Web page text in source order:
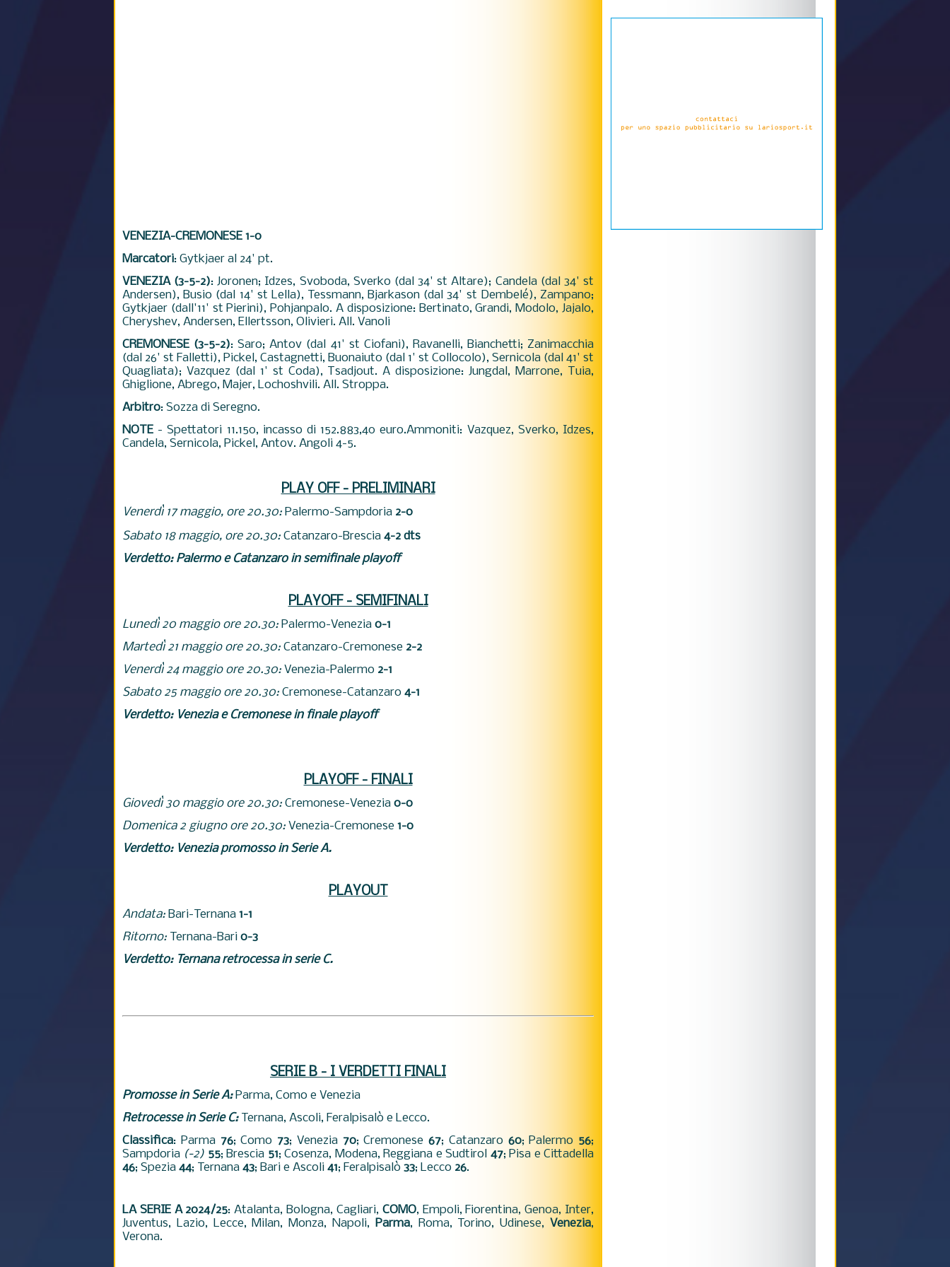
VENEZIA-CREMONESE 1-0
Marcatori: Gytkjaer al 24' pt.
VENEZIA (3-5-2): Joronen; Idzes, Svoboda, Sverko (dal 34' st Altare); Candela (dal 34' st
Andersen), Busio (dal 14' st Lella), Tessmann, Bjarkason (dal 34' st Dembelé), Zampano;
Gytkjaer (dall'11' st Pierini), Pohjanpalo. A disposizione: Bertinato, Grandi, Modolo, Jajalo,
Cheryshev, Andersen, Ellertsson, Olivieri. All. Vanoli
CREMONESE (3-5-2): Saro; Antov (dal 41' st Ciofani), Ravanelli, Bianchetti; Zanimacchia
(dal 26' st Falletti), Pickel, Castagnetti, Buonaiuto (dal 1' st Collocolo), Sernicola (dal 41' st
Quagliata); Vazquez (dal 1' st Coda), Tsadjout. A disposizione: Jungdal, Marrone, Tuia,
Ghiglione, Abrego, Majer, Lochoshvili. All. Stroppa.
Arbitro: Sozza di Seregno.
NOTE - Spettatori 11.150, incasso di 152.883,40 euro.Ammoniti: Vazquez, Sverko, Idzes,
Candela, Sernicola, Pickel, Antov. Angoli 4-5.
PLAY OFF - PRELIMINARI
Venerdì 17 maggio, ore 20.30: Palermo-Sampdoria 2-0
Sabato 18 maggio, ore 20.30: Catanzaro-Brescia 4-2 dts
Verdetto: Palermo e Catanzaro in semifinale playoff
PLAYOFF - SEMIFINALI
Lunedì 20 maggio ore 20.30: Palermo-Venezia 0-1
Martedì 21 maggio ore 20.30: Catanzaro-Cremonese 2-2
Venerdì 24 maggio ore 20.30: Venezia-Palermo 2-1
Sabato 25 maggio ore 20.30: Cremonese-Catanzaro 4-1
Verdetto: Venezia e Cremonese in finale playoff
PLAYOFF - FINALI
Giovedì 30 maggio ore 20.30: Cremonese-Venezia 0-0
Domenica 2 giugno ore 20.30: Venezia-Cremonese 1-0
Verdetto: Venezia promosso in Serie A.
PLAYOUT
Andata: Bari-Ternana 1-1
Ritorno: Ternana-Bari 0-3
Verdetto: Ternana retrocessa in serie C.
SERIE B - I VERDETTI FINALI
Promosse in Serie A:Parma, Como e Venezia
Retrocesse in Serie C:Ternana, Ascoli, Feralpisalò e Lecco.
Classifica: Parma 76; Como 73; Venezia 70; Cremonese 67; Catanzaro 60; Palermo 56;
Sampdoria (-2) 55; Brescia 51; Cosenza, Modena, Reggiana e Sudtirol 47; Pisa e Cittadella
46; Spezia 44; Ternana 43; Bari e Ascoli 41; Feralpisalò 33; Lecco 26.
LA SERIE A 2024/25: Atalanta, Bologna, Cagliari, COMO, Empoli, Fiorentina, Genoa, Inter,
Juventus, Lazio, Lecce, Milan, Monza, Napoli, Parma, Roma, Torino, Udinese,Venezia,
Verona.